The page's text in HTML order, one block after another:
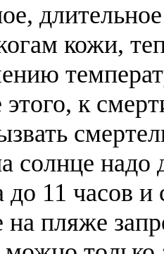
кожи,
этого, к
солнце надо
до 11 часов
пляже